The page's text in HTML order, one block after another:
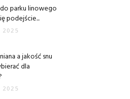
parku linowego
podejście...
2025
a jakość snu
dla
2025